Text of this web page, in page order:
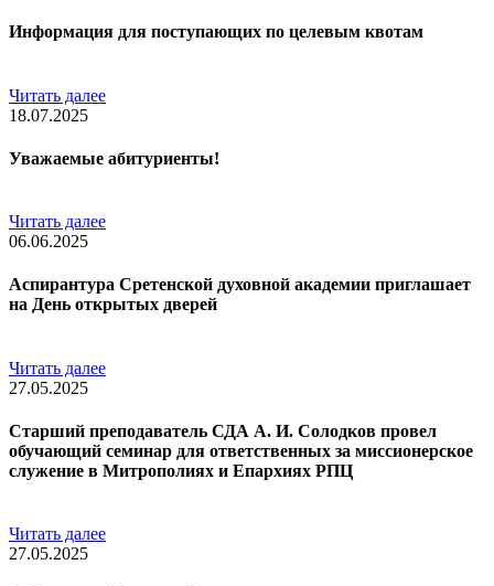
Информация для поступающих по целевым квотам
Читать далее
18.07.2025
Уважаемые абитуриенты!
Читать далее
06.06.2025
Аспирантура Сретенской духовной академии приглашает
на День открытых дверей
Читать далее
27.05.2025
Старший преподаватель СДА А. И. Солодков провел
обучающий семинар для ответственных за миссионерское
служение в Митрополиях и Епархиях РПЦ
Читать далее
27.05.2025